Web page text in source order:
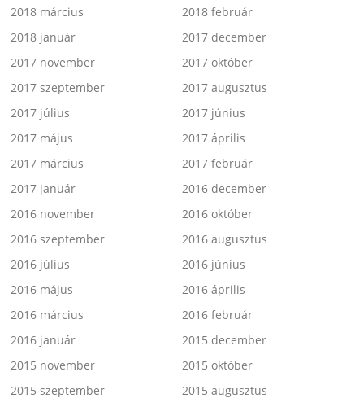
2018 március
2018 február
2018 január
2017 december
2017 november
2017 október
2017 szeptember
2017 augusztus
2017 július
2017 június
2017 május
2017 április
2017 március
2017 február
2017 január
2016 december
2016 november
2016 október
2016 szeptember
2016 augusztus
2016 július
2016 június
2016 május
2016 április
2016 március
2016 február
2016 január
2015 december
2015 november
2015 október
2015 szeptember
2015 augusztus